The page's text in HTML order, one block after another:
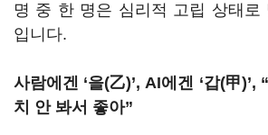
명 중 한 명은 심리적 고립 상태로
입니다.
사람에겐 ‘을(乙)’, AI에겐 ‘갑(甲)’,
치 안 봐서 좋아”